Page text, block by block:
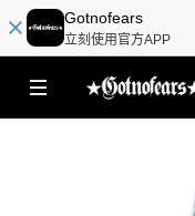
Gotnofears
立刻使用官方APP